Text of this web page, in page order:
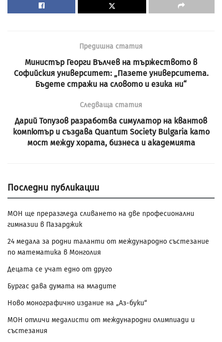
Предишна статия
Министър Георги Вълчев на тържеството в
Софийския университет: „Пазете университета.
Бъдете стражи на словото и езика ни“
Следваща статия
Дарий Топузов разработва симулатор на квантов
компютър и създава Quantum Society Bulgaria като
мост между хората, бизнеса и академията
Последни публикации
МОН ще преразгледа сливането на две професионални
гимназии в Пазарджик
24 медала за родни таланти от международно състезание
по математика в Монголия
Децата се учат едно от друго
Бургас дава думата на младите
Ново монографично издание на „Аз-буки“
МОН отличи медалисти от международни олимпиади и
състезания